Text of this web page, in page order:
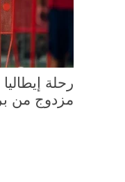
رحلة
مزدوج من